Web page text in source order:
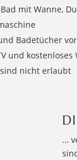
mit Wanne,
Badetücher
und kostenloses
nicht erlaubt
…